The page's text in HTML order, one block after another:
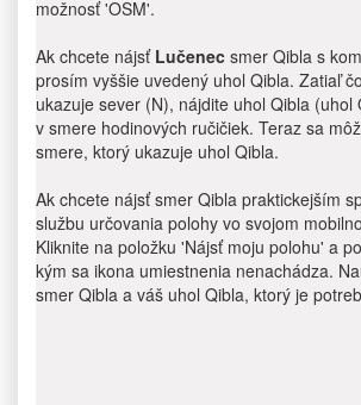
možnosť 'OSM'.
Ak chcete nájsť Lučenec smer Qibla s
prosím vyššie uvedený uhol Qibla. Zatiaľ
ukazuje sever (N), nájdite uhol Qibla (uhol
v smere hodinových ručičiek. Teraz sa
smere, ktorý ukazuje uhol Qibla.
Ak chcete nájsť smer Qibla praktickejším
službu určovania polohy vo svojom
Kliknite na položku 'Nájsť moju polohu' a
kým sa ikona umiestnenia nenachádza.
smer Qibla a váš uhol Qibla, ktorý je